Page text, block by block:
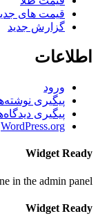
قیمت های
گزارش جدید
اطلاعات
ورود
پیگیری
پیگیری
WordPress.org
Widget Ready
in the admin panel.
Widget Ready